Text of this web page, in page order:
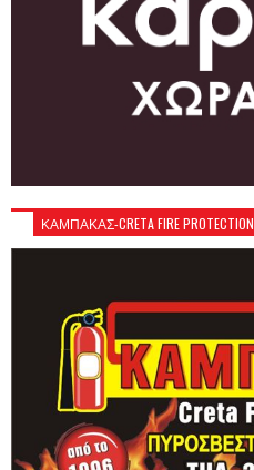
ΚΑΜΠΑΚΑΣ-CRETA FIRE PROTECTION